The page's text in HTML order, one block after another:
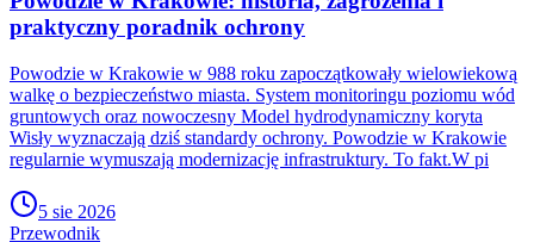
praktyczny poradnik ochrony
Powodzie w Krakowie w 988 roku zapoczątkowały wielowiekową
walkę o bezpieczeństwo miasta. System monitoringu poziomu wód
gruntowych oraz nowoczesny Model hydrodynamiczny koryta
Wisły wyznaczają dziś standardy ochrony. Powodzie w Krakowie
regularnie wymuszają modernizację infrastruktury. To fakt.W pi
5 sie 2026
Przewodnik